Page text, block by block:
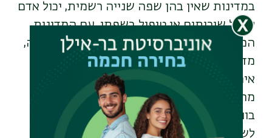
במדינות שאין בהן שפה שנייה רשמית, יכול אדם
לקבל שירותים או טיפול בשפתו.עם המדינות
המתקדמות בתחום זה נמנות אוסטרליה, קנדה,
מדינות רבות בארצות הברית וחלק ממדינות
אירופה. בבתי חולים יש מתורגמני בית כחלק
מהצוות וכן שירותי מתורגמנות בטלפון או
בווידיאו למאות שפות.גם השילוט מותאם
לשפות הנפוצות באזור.לצד זאת, בית החולים